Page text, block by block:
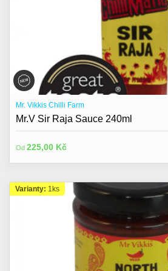
Mr. Vikkis Chilli Farm
Mr.V Sir Raja Sauce 240ml
Od 225,00 Kč
Varianty: 1ks